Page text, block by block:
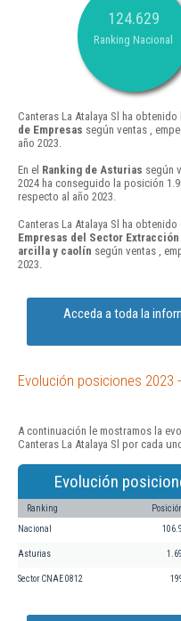
124.629
Ranking Nacional
Canteras La Atalaya Sl ha
de Empresas según ventas ,
año 2023.
En el Ranking de Asturias según
2024 ha conseguido la posición
respecto al año 2023.
Canteras La Atalaya Sl ha
Empresas del Sector
arcilla y caolín según ventas ,
2023.
Acceda a toda la
Evolución posiciones 2023
A continuación le mostramos la
Canteras La Atalaya Sl por cada
Evolución
Ranking
Nacional
Asturias
Sector CNAE 0812